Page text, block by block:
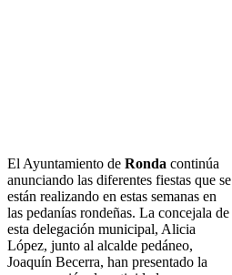
El Ayuntamiento de Ronda continúa
anunciando las diferentes fiestas que se
están realizando en estas semanas en
las pedanías rondeñas. La concejala de
esta delegación municipal, Alicia
López, junto al alcalde pedáneo,
Joaquín Becerra, han presentado la